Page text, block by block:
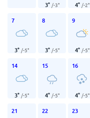
3° /-3° 4° /-2°
7
3° /-5°
8
3° /-5°
9
4° /-5°
14
3° /-5°
15
4° /-5°
16
4° /-5°
21 22 23